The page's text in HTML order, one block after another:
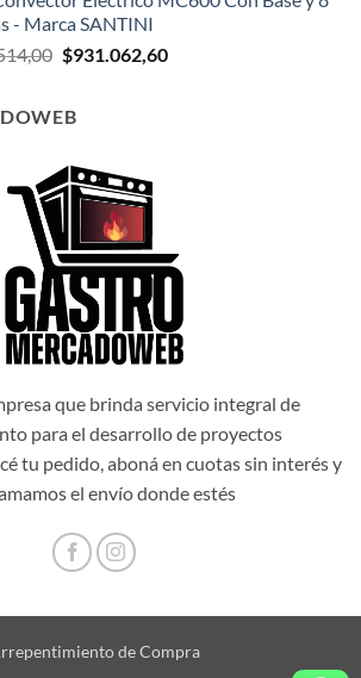
original
era:
$1.047.174,00.
actual
$942.456,60.
- Marca SANTINI
El
era:
$931.062,60El
que brinda servicio integral de
para el desarrollo de proyectos
tu pedido, aboná en cuotas sin interés y
el envío donde estés
de Compra